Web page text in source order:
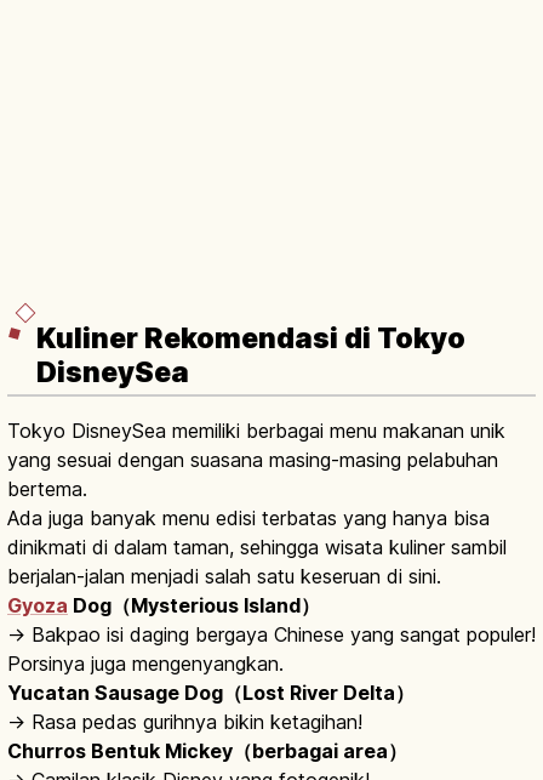
Kuliner Rekomendasi di Tokyo
DisneySea
Tokyo DisneySea memiliki berbagai menu makanan unik
yang sesuai dengan suasana masing-masing pelabuhan
bertema.
Ada juga banyak menu edisi terbatas yang hanya bisa
dinikmati di dalam taman, sehingga wisata kuliner sambil
berjalan-jalan menjadi salah satu keseruan di sini.
Gyoza Dog（Mysterious Island）
→ Bakpao isi daging bergaya Chinese yang sangat populer!
Porsinya juga mengenyangkan.
Yucatan Sausage Dog（Lost River Delta）
→ Rasa pedas gurihnya bikin ketagihan!
Churros Bentuk Mickey（berbagai area）